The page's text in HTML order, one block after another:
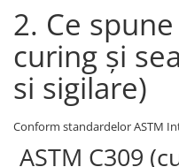
2. Ce
curing și
si sigilare)
Conform standardelor ASTM
ASTM C309